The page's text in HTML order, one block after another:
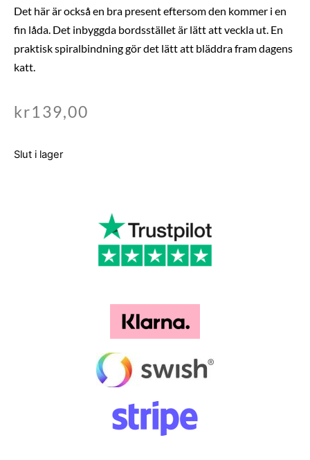
Det här är också en bra present eftersom den kommer i en
fin låda. Det inbyggda bordsstället är lätt att veckla ut. En
praktisk spiralbindning gör det lätt att bläddra fram dagens
katt.
kr139,00
Slut i lager